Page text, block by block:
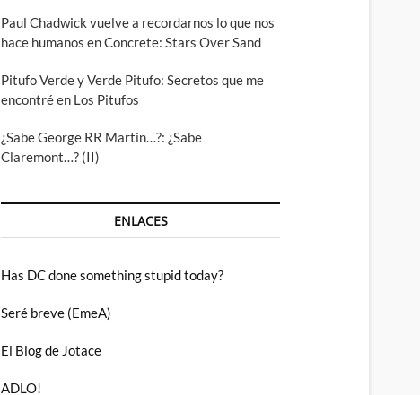
Paul Chadwick vuelve a recordarnos lo que nos
hace humanos en Concrete: Stars Over Sand
Pitufo Verde y Verde Pitufo: Secretos que me
encontré en Los Pitufos
¿Sabe George RR Martin…?: ¿Sabe
Claremont…? (II)
ENLACES
Has DC done something stupid today?
Seré breve (EmeA)
El Blog de Jotace
ADLO!